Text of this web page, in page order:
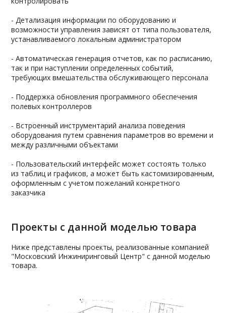
- Детализация информации по оборудованию и
возможности управления зависят от типа пользователя,
устанавливаемого локальным администратором
- Автоматическая генерация отчетов, как по расписанию,
так и при наступлении определенных событий,
требующих вмешательства обслуживающего персонала
- Поддержка обновления программного обеспечения
полевых контроллеров
- Встроенный инструментарий анализа поведения
оборудования путем сравнения параметров во времени и
между различными объектами
- Пользовательский интерфейс может состоять только
из таблиц и графиков, а может быть кастомизированным,
оформленным с учетом пожеланий конкретного
заказчика
Проекты с данной моделью товара
Ниже представлены проекты, реализованные компанией
"Московский Инжиниринговый Центр" с данной моделью
товара.